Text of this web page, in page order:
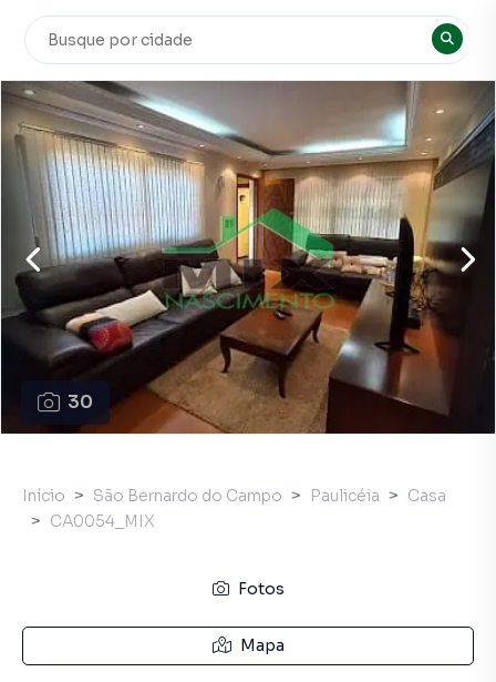
30
Início São Bernardo do Campo Paulicéia
Casa
CA0054_MIX
Fotos
Mapa